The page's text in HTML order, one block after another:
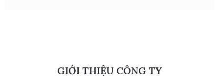
GIỚI THIỆU CÔNG TY